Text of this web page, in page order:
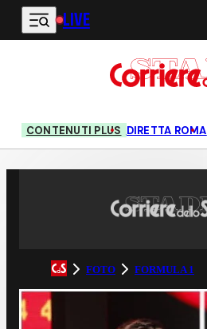
Vai al contenuto principale
LIVE
CONTENUTI PLUS DIRETTA ROMA
FOTO FORMULA 1